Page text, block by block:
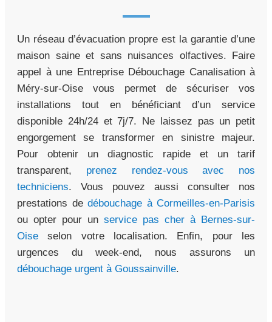
Un réseau d’évacuation propre est la garantie d’une
maison saine et sans nuisances olfactives. Faire
appel à une Entreprise Débouchage Canalisation à
Méry-sur-Oise vous permet de sécuriser vos
installations tout en bénéficiant d’un service
disponible 24h/24 et 7j/7. Ne laissez pas un petit
engorgement se transformer en sinistre majeur.
Pour obtenir un diagnostic rapide et un tarif
transparent, prenez rendez-vous avec nos
techniciens. Vous pouvez aussi consulter nos
prestations de débouchage à Cormeilles-en-Parisis
ou opter pour un service pas cher à Bernes-sur-
Oise selon votre localisation. Enfin, pour les
urgences du week-end, nous assurons un
débouchage urgent à Goussainville.